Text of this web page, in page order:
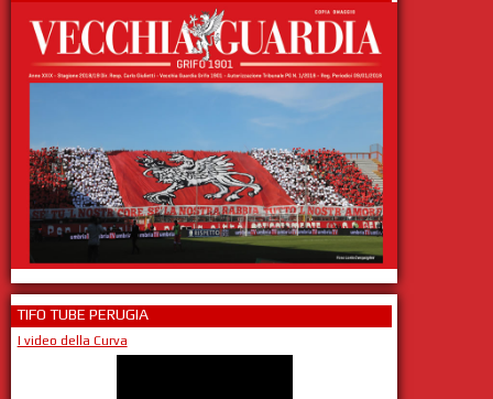
TIFO TUBE PERUGIA
I video della Curva